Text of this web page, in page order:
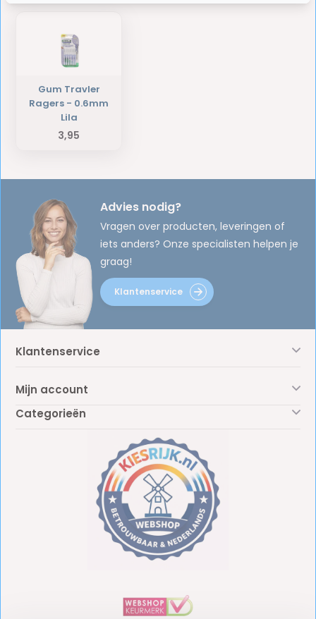
Gum Travler
Ragers - 0.6mm
Lila
3,95
Advies nodig?
Vragen over producten, leveringen of
iets anders? Onze specialisten helpen je
graag!
Klantenservice
Klantenservice
Mijn account
Categorieën